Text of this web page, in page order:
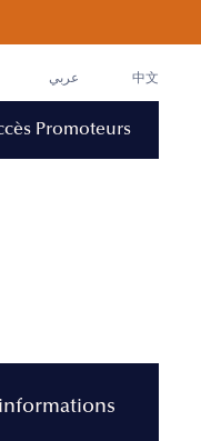
عربي 中文
Promoteurs